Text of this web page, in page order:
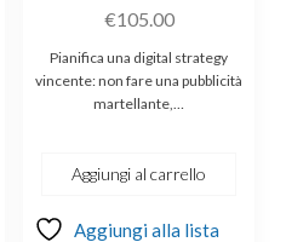
€105.00
Pianifica una digital strategy
vincente: non fare una pubblicità
martellante,…
Aggiungi al carrello
Aggiungi alla lista